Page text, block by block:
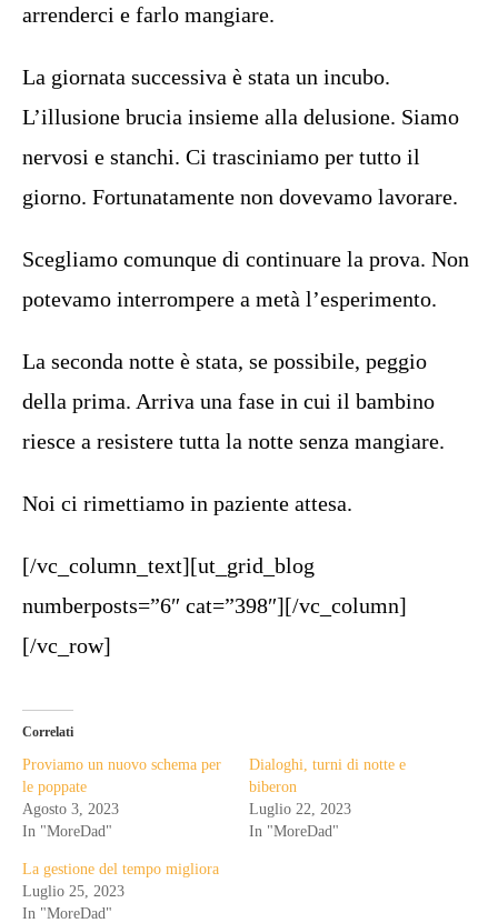
arrenderci e farlo mangiare.
La giornata successiva è stata un incubo.
L’illusione brucia insieme alla delusione. Siamo
nervosi e stanchi. Ci trasciniamo per tutto il
giorno. Fortunatamente non dovevamo lavorare.
Scegliamo comunque di continuare la prova. Non
potevamo interrompere a metà l’esperimento.
La seconda notte è stata, se possibile, peggio
della prima. Arriva una fase in cui il bambino
riesce a resistere tutta la notte senza mangiare.
Noi ci rimettiamo in paziente attesa.
[/vc_column_text][ut_grid_blog
numberposts=”6″ cat=”398″][/vc_column]
[/vc_row]
Correlati
Proviamo un nuovo schema per
le poppate
Agosto 3, 2023
In "MoreDad"
Dialoghi, turni di notte e
biberon
Luglio 22, 2023
In "MoreDad"
La gestione del tempo migliora
Luglio 25, 2023
In "MoreDad"